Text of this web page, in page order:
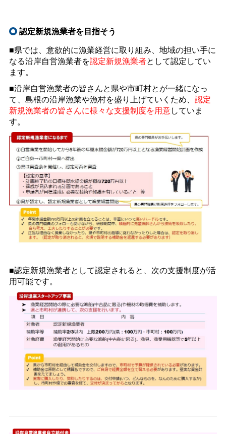
認定新規漁業者を目指そう
■県では、意欲的に漁業経営に取り組み、地域の担い手に
なる沿岸自営漁業者を認定新規漁業者として認定してい
ます。
■沿岸自営漁業者の皆さんと県や市町村とが一緒になっ
て、島根の沿岸漁業や漁村を盛り上げていくため、 認定
新規漁業者の皆さんに様々な支援制度を用意していま
す。
■認定新規漁業者として認定されると、次の支援制度が活
用可能です。